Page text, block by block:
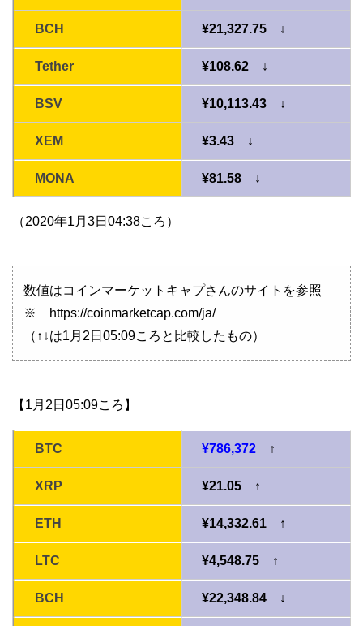
BCH ¥21,327.75 ↓
Tether ¥108.62 ↓
BSV ¥10,113.43 ↓
XEM ¥3.43 ↓
MONA ¥81.58 ↓
（2020年1月3日04:38ころ）
数値はコインマーケットキャプさんのサイトを参照
※ https://coinmarketcap.com/ja/
（↑↓は1月2日05:09ころと比較したもの）
【1月2日05:09ころ】
BTC ¥786,372 ↑
XRP ¥21.05 ↑
ETH ¥14,332.61 ↑
LTC ¥4,548.75 ↑
BCH ¥22,348.84 ↓